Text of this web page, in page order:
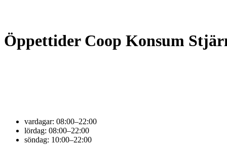
Öppettider Coop Konsum
vardagar: 08:00–22:00
lördag: 08:00–22:00
söndag: 10:00–22:00